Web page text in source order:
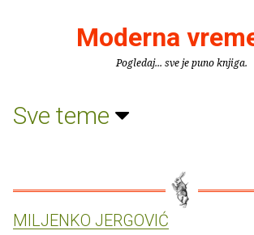
Moderna
Pogledaj... sve je puno knjiga.
Sve teme
MILJENKO JERGOVIĆ